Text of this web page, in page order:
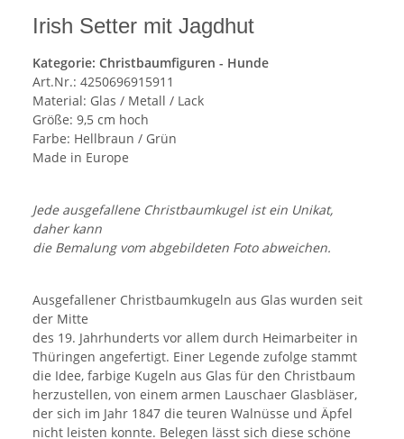
Irish Setter mit Jagdhut
Kategorie: Christbaumfiguren - Hunde
Art.Nr.: 4250696915911
Material: Glas / Metall / Lack
Größe: 9,5 cm hoch
Farbe: Hellbraun / Grün
Made in Europe
Jede ausgefallene Christbaumkugel ist ein Unikat,
daher kann
die Bemalung vom abgebildeten Foto abweichen.
Ausgefallener Christbaumkugeln aus Glas wurden seit
der Mitte
des 19. Jahrhunderts vor allem durch Heimarbeiter in
Thüringen angefertigt. Einer Legende zufolge stammt
die Idee, farbige Kugeln aus Glas für den Christbaum
herzustellen, von einem armen Lauschaer Glasbläser,
der sich im Jahr 1847 die teuren Walnüsse und Äpfel
nicht leisten konnte. Belegen lässt sich diese schöne